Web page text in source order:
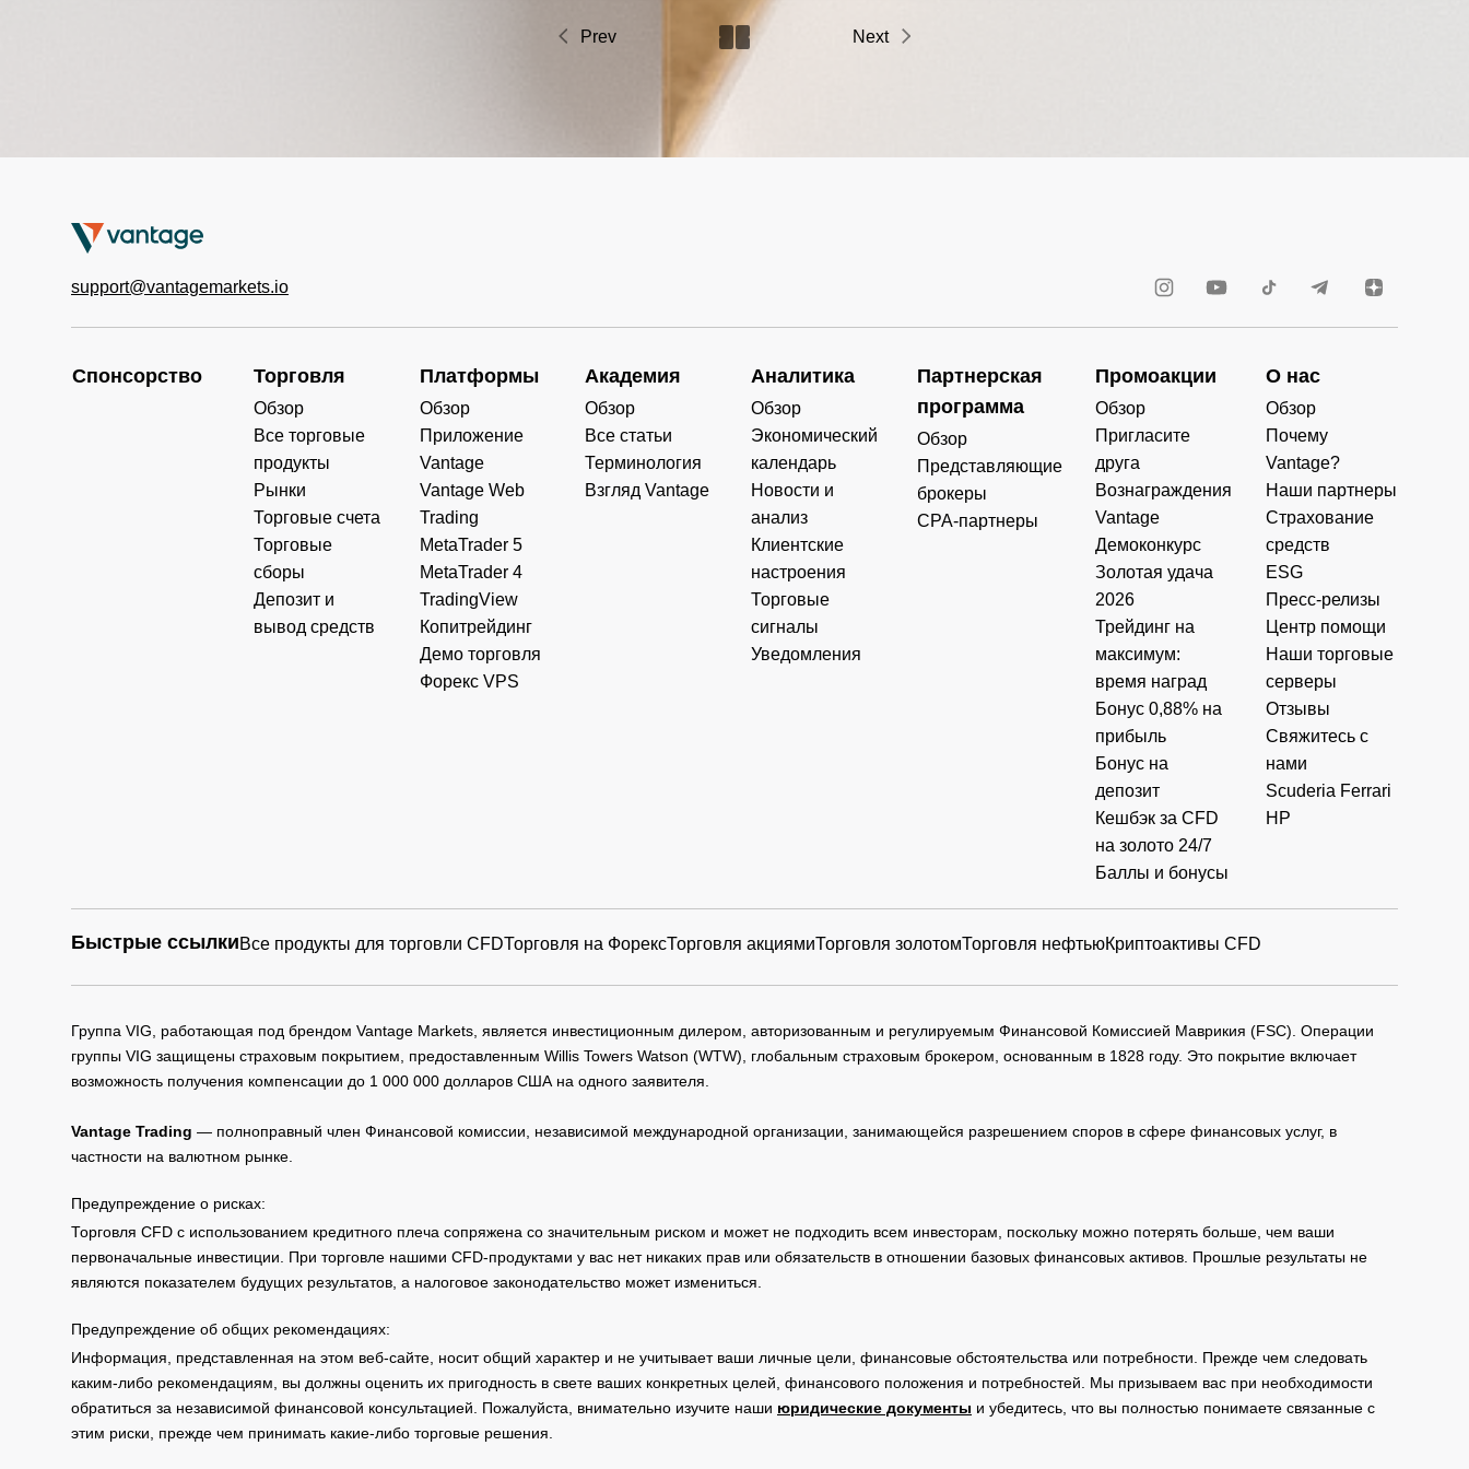
Prev Next
support@vantagemarkets.io
Спонсорство Торговля
Обзор
Все торговые
продукты
Рынки
Торговые счета
Торговые
сборы
Депозит и
вывод средств
Платформы
Обзор
Приложение
Vantage
Vantage Web
Trading
MetaTrader 5
MetaTrader 4
TradingView
Копитрейдинг
Демо торговля
Форекс VPS
Академия
Обзор
Все статьи
Терминология
Взгляд Vantage
Аналитика
Обзор
Экономический
календарь
Новости и
анализ
Клиентские
настроения
Торговые
сигналы
Уведомления
Партнерская
программа
Обзор
Представляющие
брокеры
CPA-партнеры
Промоакции
Обзор
Пригласите
друга
Вознаграждения
Vantage
Демоконкурс
Золотая удача
2026
Трейдинг на
максимум:
время наград
Бонус 0,88% на
прибыль
Бонус на
депозит
Кешбэк за CFD
на золото 24/7
Баллы и бонусы
О нас
Обзор
Почему
Vantage?
Наши партнеры
Страхование
средств
ESG
Пресс-релизы
Центр помощи
Наши торговые
серверы
Отзывы
Свяжитесь с
нами
Scuderia Ferrari
HP
Быстрые ссылкиВсе продукты для торговли CFDТорговля на ФорексТорговля акциямиТорговля золотомТорговля нефтьюКриптоактивы CFD
Группа VIG, работающая под брендом Vantage Markets, является инвестиционным дилером, авторизованным и регулируемым Финансовой Комиссией Маврикия (FSC). Операции
группы VIG защищены страховым покрытием, предоставленным Willis Towers Watson (WTW), глобальным страховым брокером, основанным в 1828 году. Это покрытие включает
возможность получения компенсации до 1 000 000 долларов США на одного заявителя.
Vantage Trading — полноправный член Финансовой комиссии, независимой международной организации, занимающейся разрешением споров в сфере финансовых услуг, в
частности на валютном рынке.
Предупреждение о рисках:
Торговля CFD с использованием кредитного плеча сопряжена со значительным риском и может не подходить всем инвесторам, поскольку можно потерять больше, чем ваши
первоначальные инвестиции. При торговле нашими CFD-продуктами у вас нет никаких прав или обязательств в отношении базовых финансовых активов. Прошлые результаты не
являются показателем будущих результатов, а налоговое законодательство может измениться.
Предупреждение об общих рекомендациях:
Информация, представленная на этом веб-сайте, носит общий характер и не учитывает ваши личные цели, финансовые обстоятельства или потребности. Прежде чем следовать
каким-либо рекомендациям, вы должны оценить их пригодность в свете ваших конкретных целей, финансового положения и потребностей. Мы призываем вас при необходимости
обратиться за независимой финансовой консультацией. Пожалуйста, внимательно изучите наши юридические документы и убедитесь, что вы полностью понимаете связанные с
этим риски, прежде чем принимать какие-либо торговые решения.